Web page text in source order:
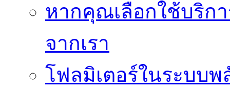
หากคุณเลือกใช้บริก
จากเรา
โฟลมิเตอร์ในระบบ